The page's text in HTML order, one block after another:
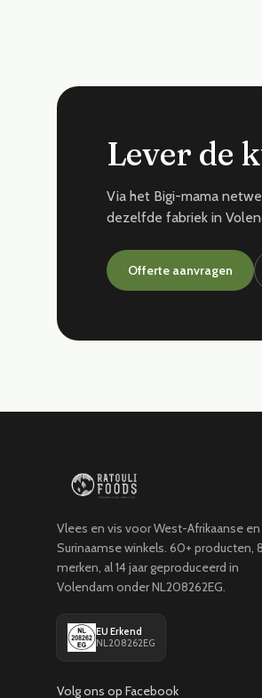
Lever de
Via het Bigi-mama
dezelfde fabriek in
Offerte aanvragen
Vlees en vis voor West-Afrikaanse en
Surinaamse winkels. 60+ producten, 8
merken, al 14 jaar geproduceerd in
Volendam onder NL208262EG.
EU Erkend
NL208262EG
Volg ons op Facebook